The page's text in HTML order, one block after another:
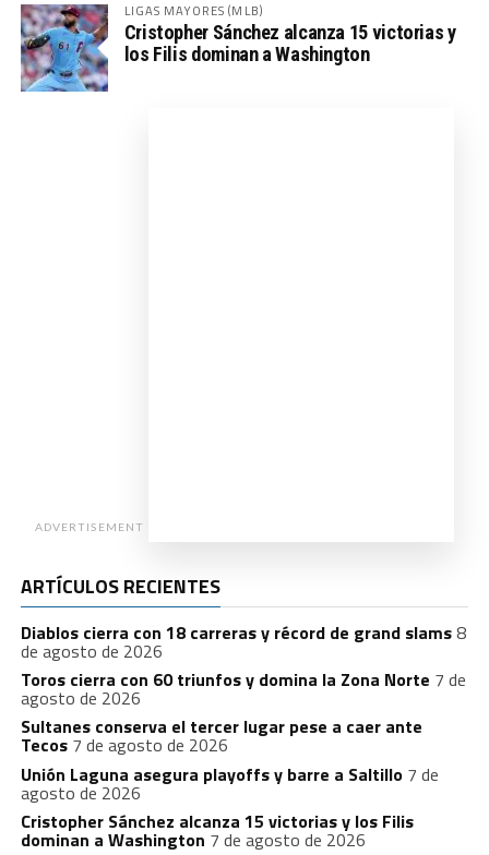
LIGAS MAYORES (MLB)
Cristopher Sánchez alcanza 15 victorias y
los Filis dominan a Washington
ADVERTISEMENT
ARTÍCULOS RECIENTES
Diablos cierra con 18 carreras y récord de grand slams8
de agosto de 2026
Toros cierra con 60 triunfos y domina la Zona Norte 7 de
agosto de 2026
Sultanes conserva el tercer lugar pese a caer ante
Tecos 7 de agosto de 2026
Unión Laguna asegura playoffs y barre a Saltillo 7 de
agosto de 2026
Cristopher Sánchez alcanza 15 victorias y los Filis
dominan a Washington 7 de agosto de 2026